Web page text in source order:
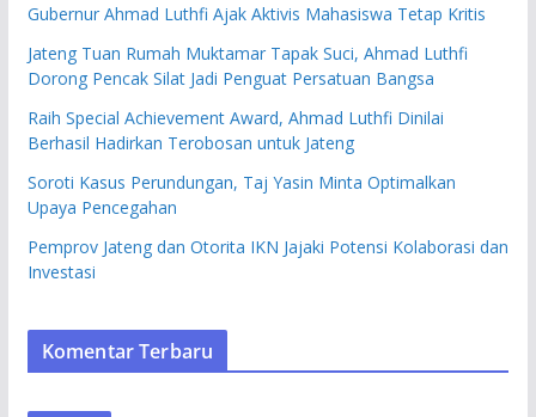
Gubernur Ahmad Luthfi Ajak Aktivis Mahasiswa Tetap Kritis
Jateng Tuan Rumah Muktamar Tapak Suci, Ahmad Luthfi
Dorong Pencak Silat Jadi Penguat Persatuan Bangsa
Raih Special Achievement Award, Ahmad Luthfi Dinilai
Berhasil Hadirkan Terobosan untuk Jateng
Soroti Kasus Perundungan, Taj Yasin Minta Optimalkan
Upaya Pencegahan
Pemprov Jateng dan Otorita IKN Jajaki Potensi Kolaborasi dan
Investasi
Komentar Terbaru